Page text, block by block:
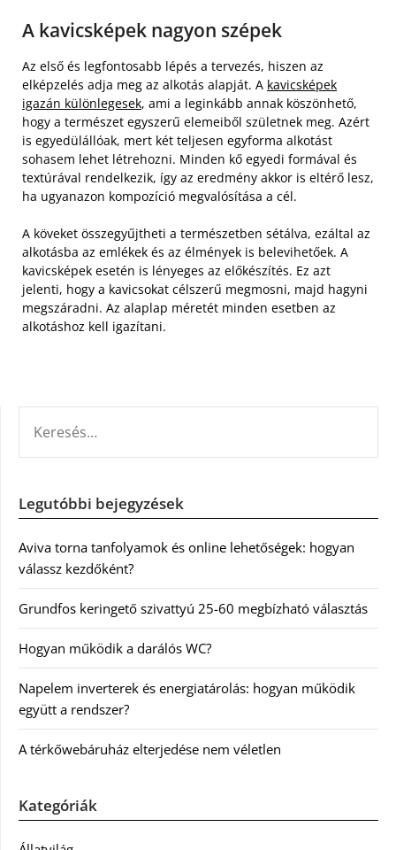
A kavicsképek nagyon szépek
Az első és legfontosabb lépés a tervezés, hiszen az
elképzelés adja meg az alkotás alapját. A kavicsképek
igazán különlegesek, ami a leginkább annak köszönhető,
hogy a természet egyszerű elemeiből születnek meg. Azért
is egyedülállóak, mert két teljesen egyforma alkotást
sohasem lehet létrehozni. Minden kő egyedi formával és
textúrával rendelkezik, így az eredmény akkor is eltérő lesz,
ha ugyanazon kompozíció megvalósítása a cél.
A köveket összegyűjtheti a természetben sétálva, ezáltal az
alkotásba az emlékek és az élmények is belevihetőek. A
kavicsképek esetén is lényeges az előkészítés. Ez azt
jelenti, hogy a kavicsokat célszerű megmosni, majd hagyni
megszáradni. Az alaplap méretét minden esetben az
alkotáshoz kell igazítani.
Legutóbbi bejegyzések
Aviva torna tanfolyamok és online lehetőségek: hogyan
válassz kezdőként?
Grundfos keringető szivattyú 25-60 megbízható választás
Hogyan működik a darálós WC?
Napelem inverterek és energiatárolás: hogyan működik
együtt a rendszer?
A térkőwebáruház elterjedése nem véletlen
Kategóriák